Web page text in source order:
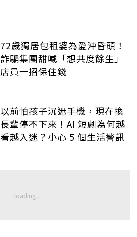
72歲獨居包租婆為愛沖昏頭！
詐騙集團甜喊「想共度餘生」
店員一招保住錢
以前怕孩子沉迷手機，現在換
長輩停不下來！AI 短劇為何越
看越入迷？小心 5 個生活警訊